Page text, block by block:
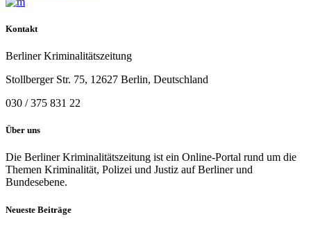
Kontakt
Berliner Kriminalitätszeitung
Stollberger Str. 75, 12627 Berlin, Deutschland
030 / 375 831 22
Über uns
Die Berliner Kriminalitätszeitung ist ein Online-Portal rund um die
Themen Kriminalität, Polizei und Justiz auf Berliner und
Bundesebene.
Neueste Beiträge